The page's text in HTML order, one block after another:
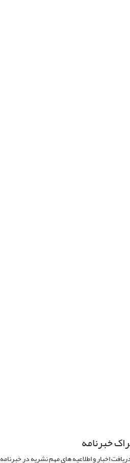
خبرنامه
اخبار و اطلاعیه های مهم نشریه در خبرنامه